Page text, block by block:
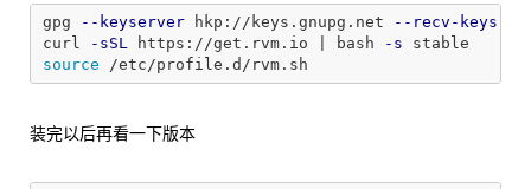
gpg --keyserver hkp://keys.gnupg.net --recv-keys
curl
-sSL https://get.rvm.io | bash -s
source
装完以后再看一下版本